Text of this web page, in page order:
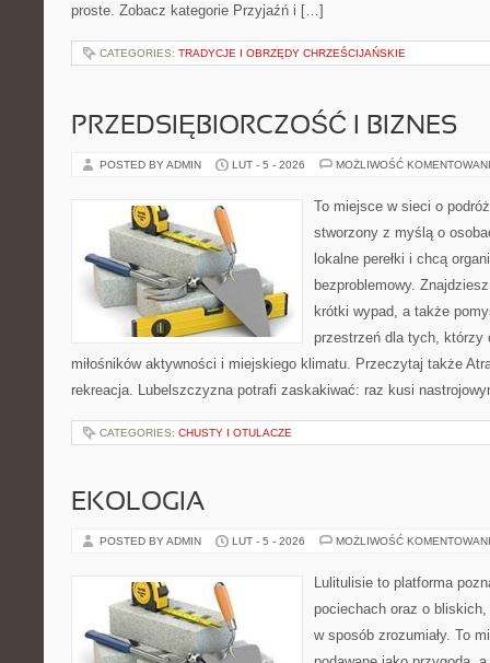
proste. Zobacz kategorie Przyjaźń i […]
CATEGORIES: TRADYCJE I OBRZĘDY CHRZEŚCIJAŃSKIE
PRZEDSIĘBIORCZOŚĆ I BIZNES
POSTED BY ADMIN LUT - 5 - 2026 MOŻLIWOŚĆ
To miejsce w sieci o
stworzony z myślą o
lokalne perełki i chcą
bezproblemowy.
krótki wypad, a także
przestrzeń dla tych, którzy
miłośników aktywności i miejskiego klimatu. Przeczytaj także
rekreacja. Lubelszczyzna potrafi zaskakiwać: raz kusi
CATEGORIES: CHUSTY I OTULACZE
EKOLOGIA
POSTED BY ADMIN LUT - 5 - 2026 MOŻLIWOŚĆ
Lulitulisie to platforma
pociechach oraz o
w sposób zrozumiały. To